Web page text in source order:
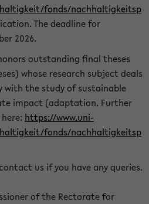
fonds/nachhaltigkeitsp
The deadline for
2026.
outstanding final theses
whose research subject deals
the study of sustainable
impact (adaptation. Further
https://www.uni-
fonds/nachhaltigkeitsp
us if you have any queries.
of the Rectorate for